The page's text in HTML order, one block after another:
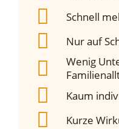
Schnell
Nur auf
Wenig
Kaum
Kurze